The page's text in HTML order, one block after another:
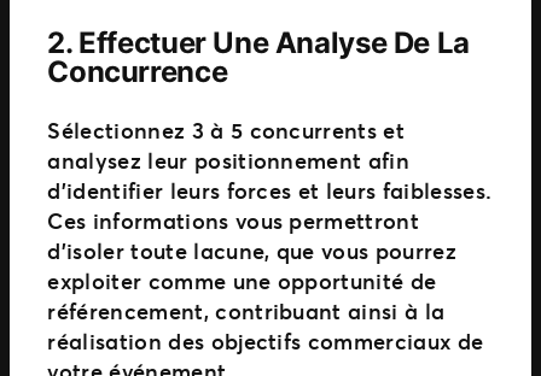
2. Effectuer Une Analyse De La
Concurrence
Sélectionnez 3 à 5 concurrents et
analysez leur positionnement afin
d’identifier leurs forces et leurs faiblesses.
Ces informations vous permettront
d’isoler toute lacune, que vous pourrez
exploiter comme une opportunité de
référencement, contribuant ainsi à la
réalisation des objectifs commerciaux de